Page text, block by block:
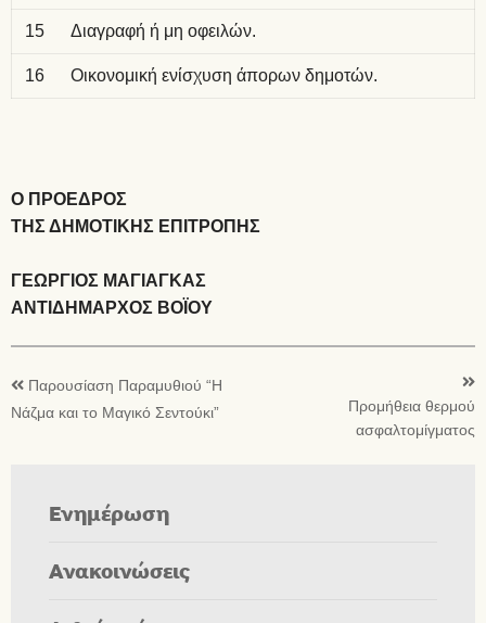
15
Διαγραφή ή μη οφειλών.
16
Οικονομική ενίσχυση άπορων δημοτών.
Ο ΠΡΟΕΔΡΟΣ
ΤΗΣ ΔΗΜΟΤΙΚΗΣ ΕΠΙΤΡΟΠΗΣ
ΓΕΩΡΓΙΟΣ ΜΑΓΙΑΓΚΑΣ
ΑΝΤΙΔΗΜΑΡΧΟΣ ΒΟΪΟΥ
Παρουσίαση Παραμυθιού “Η
Νάζμα και το Μαγικό Σεντούκι”
Προμήθεια θερμού
ασφαλτομίγματος
Ενημέρωση
Ανακοινώσεις